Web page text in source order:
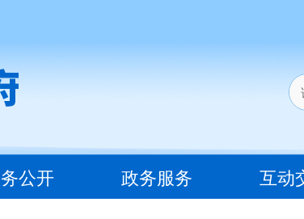
公开 政务服务 互动